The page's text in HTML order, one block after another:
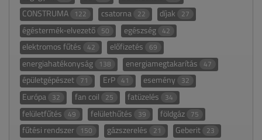
CONSTRUMA 122 csatorna 22 díjak 27
égéstermék-elvezető 50 egészség 42
elektromos fűtés 42 előfizetés 69
energiahatékonyság 138 energiamegtakarítás 47
épületgépészet 71 ErP 41 esemény 32
Európa 32 fan coil 25 fatüzelés 34
felületfűtés 49 felülethűtés 39 földgáz 75
fűtési rendszer 150 gázszerelés 21 Geberit 23